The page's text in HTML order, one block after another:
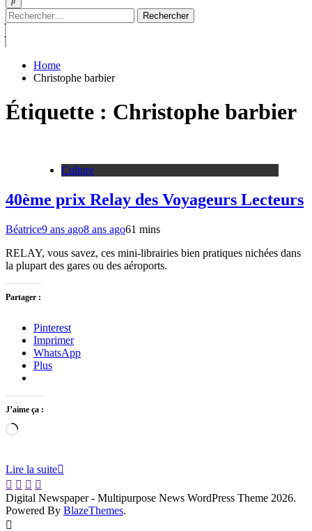
Rechercher :
Home
Christophe barbier
Étiquette : Christophe barbier
Culture
40ème prix Relay des Voyageurs Lecteurs
Béatrice9 ans ago8 ans ago61 mins
RELAY, vous savez, ces mini-librairies bien pratiques nichées dans
la plupart des gares ou des aéroports.
Partager :
Pinterest
Imprimer
WhatsApp
Plus
J’aime ça :
Chargement…
Lire la suite
Digital Newspaper - Multipurpose News WordPress Theme 2026.
Powered By BlazeThemes.